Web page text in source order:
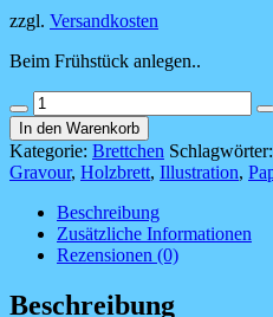
zzgl. Versandkosten
Beim Frühstück anlegen..
Holzbrettchen
Bambus
-
Schiff
Menge
In den Warenkorb
Kategorie: Brettchen Schlagwörter:
Gravour, Holzbrett, Illustration,
Beschreibung
Zusätzliche Informationen
Rezensionen (0)
Beschreibung